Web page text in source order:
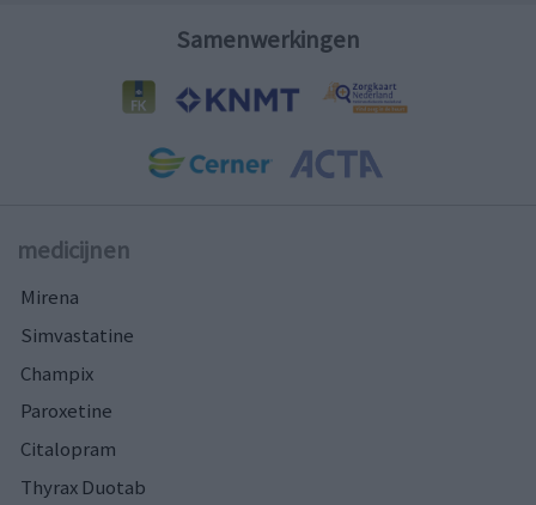
Samenwerkingen
medicijnen
Mirena
Simvastatine
Champix
Paroxetine
Citalopram
Thyrax Duotab